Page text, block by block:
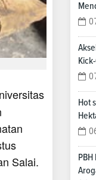
Salai.
Hot